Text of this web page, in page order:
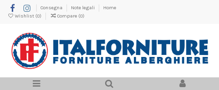
Consegna Note legali
Home
Wishlist (0) Compare (0)